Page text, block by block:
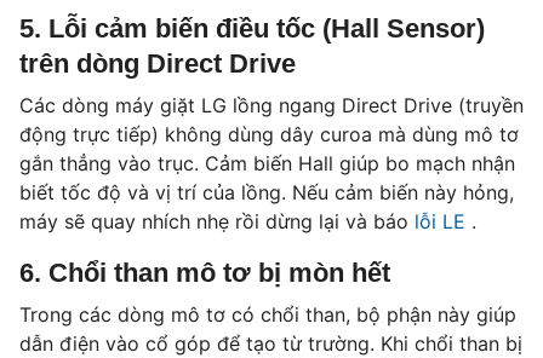
5. Lỗi cảm biến điều tốc (Hall Sensor)
trên dòng Direct Drive
Các dòng máy giặt LG lồng ngang Direct Drive (truyền
động trực tiếp) không dùng dây curoa mà dùng mô tơ
gắn thẳng vào trục. Cảm biến Hall giúp bo mạch nhận
biết tốc độ và vị trí của lồng. Nếu cảm biến này hỏng,
máy sẽ quay nhích nhẹ rồi dừng lại và báo lỗi LE .
6. Chổi than mô tơ bị mòn hết
Trong các dòng mô tơ có chổi than, bộ phận này giúp
dẫn điện vào cổ góp để tạo từ trường. Khi chổi than bị